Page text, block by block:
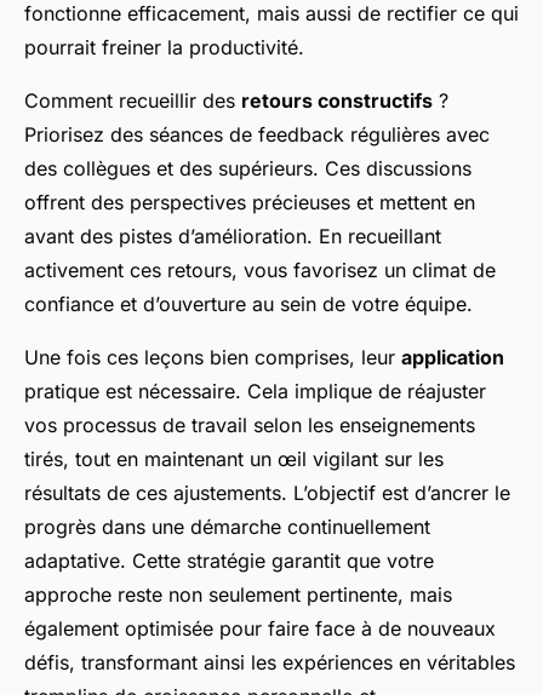
fonctionne efficacement, mais aussi de rectifier ce qui
pourrait freiner la productivité.
Comment recueillir des retours constructifs ?
Priorisez des séances de feedback régulières avec
des collègues et des supérieurs. Ces discussions
offrent des perspectives précieuses et mettent en
avant des pistes d’amélioration. En recueillant
activement ces retours, vous favorisez un climat de
confiance et d’ouverture au sein de votre équipe.
Une fois ces leçons bien comprises, leur application
pratique est nécessaire. Cela implique de réajuster
vos processus de travail selon les enseignements
tirés, tout en maintenant un œil vigilant sur les
résultats de ces ajustements. L’objectif est d’ancrer le
progrès dans une démarche continuellement
adaptative. Cette stratégie garantit que votre
approche reste non seulement pertinente, mais
également optimisée pour faire face à de nouveaux
défis, transformant ainsi les expériences en véritables